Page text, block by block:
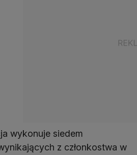
wykonuje siedem
z członkostwa w